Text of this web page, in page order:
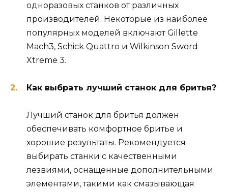
одноразовых станков от различных
производителей. Некоторые из наиболее
популярных моделей включают Gillette
Mach3, Schick Quattro и Wilkinson Sword
Xtreme 3.
Как выбрать лучший станок для бритья?
Лучший станок для бритья должен
обеспечивать комфортное бритье и
хорошие результаты. Рекомендуется
выбирать станки с качественными
лезвиями, оснащенные дополнительными
элементами, такими как смазывающая